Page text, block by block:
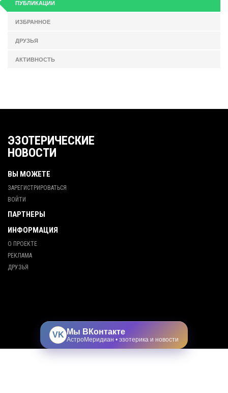
ПУБЛИКАЦИИ
ИЗБРАННОЕ
ДРУЗЬЯ
АКТИВНОСТЬ
ЭЗОТЕРИЧЕСКИЕ
НОВОСТИ
ВЫ МОЖЕТЕ
ЗАРЕГИСТРИРОВАТЬСЯ
ВОЙТИ
ПАРТНЕРЫ
ИНФОРМАЦИЯ
О ПРОЕКТЕ
РЕКЛАМА
ДРУЗЬЯ
VK Мы ВКонтакте
АстроМеридиан • эзотерика и новости